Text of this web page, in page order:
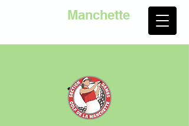
Manchette